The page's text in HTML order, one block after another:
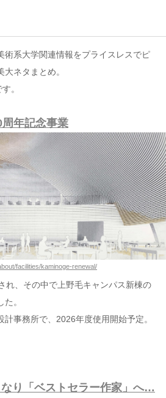
術系大学関連情報をプライスレスでピ
ネタまとめ。
。
年記念事業
facilities/kaminoge-renewal/
れ、その中で上野毛キャンパス新棟の
。
事務所で、2026年度使用開始予定。
り「ベストセラー作家」へ…